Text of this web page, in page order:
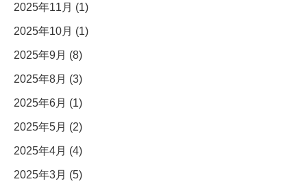
2025年11月 (1)
2025年10月 (1)
2025年9月 (8)
2025年8月 (3)
2025年6月 (1)
2025年5月 (2)
2025年4月 (4)
2025年3月 (5)